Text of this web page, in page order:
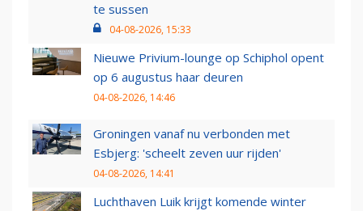
te sussen
04-08-2026, 15:33
Nieuwe Privium-lounge op Schiphol opent
op 6 augustus haar deuren
04-08-2026, 14:46
Groningen vanaf nu verbonden met
Esbjerg: 'scheelt zeven uur rijden'
04-08-2026, 14:41
Luchthaven Luik krijgt komende winter